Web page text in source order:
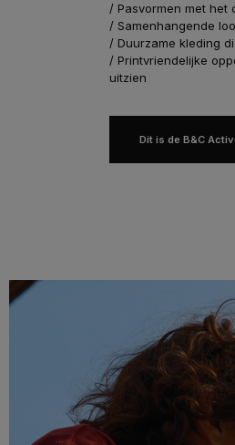
/ Pasvormen met het
/ Samenhangende
/ Duurzame kleding
/ Printvriendelijke
uitzien
Dit is de B&C